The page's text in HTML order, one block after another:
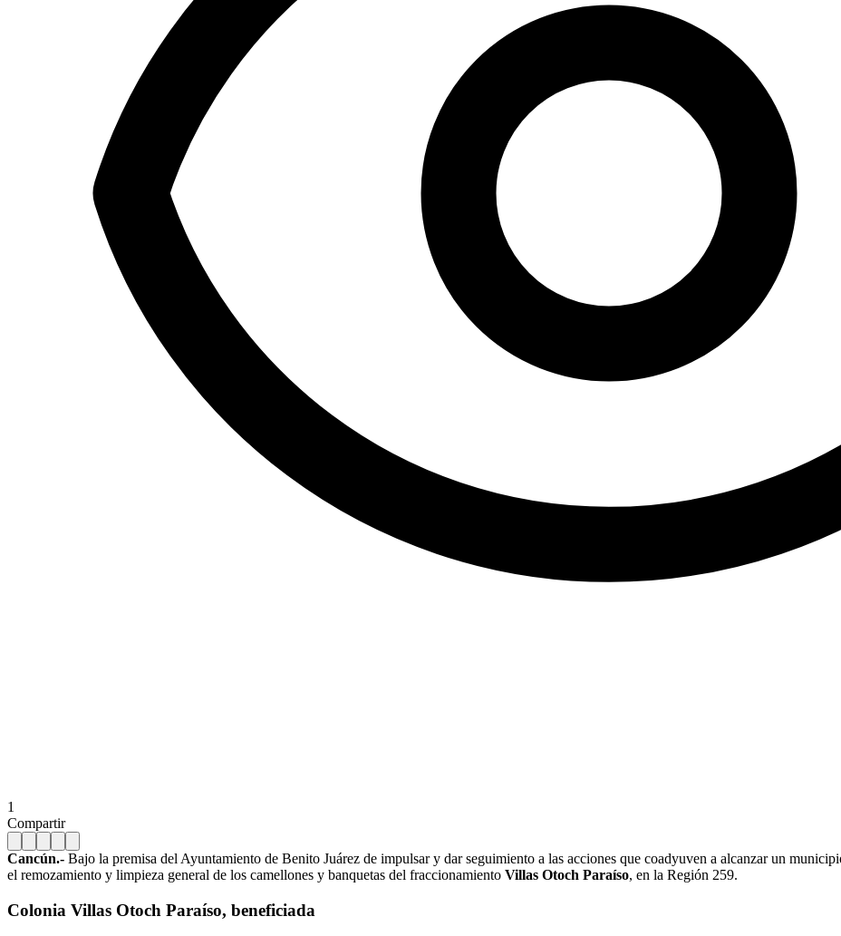
1
Compartir
Cancún.- Bajo la premisa del Ayuntamiento de Benito Juárez de impulsar y dar seguimiento a las acciones que coadyuven a alcanzar un
el remozamiento y limpieza general de los camellones y banquetas del fraccionamiento Villas Otoch Paraíso, en la Región 259.
Colonia Villas Otoch Paraíso, beneficiada